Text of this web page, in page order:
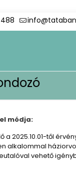
488
módja:
a 2025.10.01-től
alkalommal
vehető